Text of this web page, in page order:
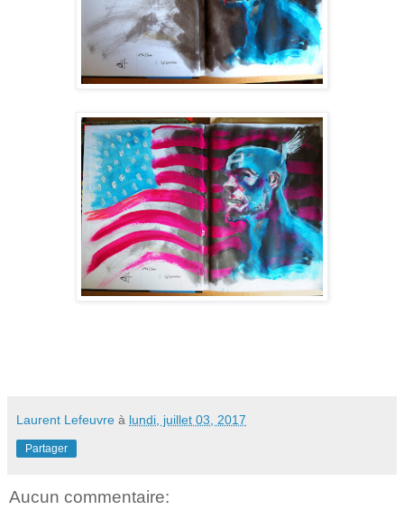
Laurent Lefeuvre à lundi, juillet 03, 2017
Partager
Aucun commentaire: